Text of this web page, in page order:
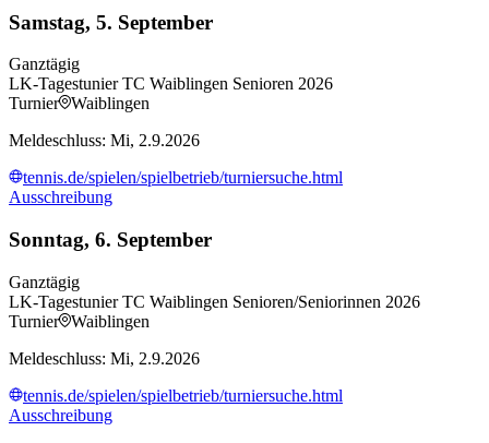
Samstag, 5. September
Ganztägig
LK-Tagestunier TC Waiblingen Senioren 2026
Turnier
Waiblingen
Meldeschluss: Mi, 2.9.2026
tennis.de/spielen/spielbetrieb/turniersuche.html
Ausschreibung
Sonntag, 6. September
Ganztägig
LK-Tagestunier TC Waiblingen Senioren/Seniorinnen 2026
Turnier
Waiblingen
Meldeschluss: Mi, 2.9.2026
tennis.de/spielen/spielbetrieb/turniersuche.html
Ausschreibung